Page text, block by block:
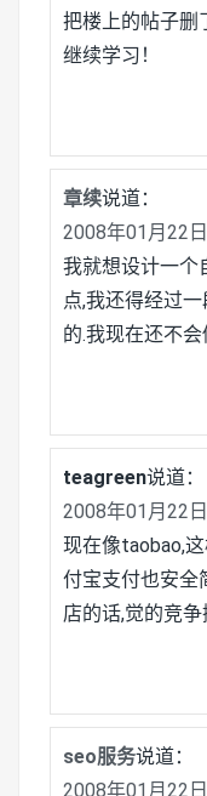
把楼上的帖子删
继续学习！
章续说道：
2008年01月22
我就想设计一个
点,我还得经过
的.我现在还不
teagreen说道：
2008年01月22
现在像taobao,
付宝支付也安全
店的话,觉的竞争
seo服务说道：
2008年01月22